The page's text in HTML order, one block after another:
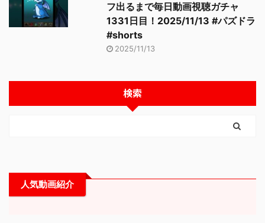
フ出るまで毎日動画視聴ガチャ
1331日目！2025/11/13 #パズドラ
#shorts
2025/11/13
検索
人気動画紹介